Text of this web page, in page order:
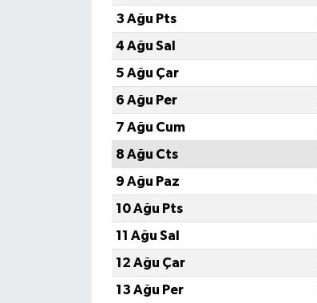
3 Ağu Pts
4 Ağu Sal
5 Ağu Çar
6 Ağu Per
7 Ağu Cum
8 Ağu Cts
9 Ağu Paz
10 Ağu Pts
11 Ağu Sal
12 Ağu Çar
13 Ağu Per
SİVİL TOPLUM
SEÇİM 2014
KİM KİMDİR
ÇEK GÖNDER
HEDEF2020